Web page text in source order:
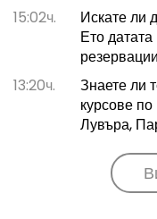
15:02ч.
Искате ли
Ето
13:20ч.
Знаете ли
курсове по
Лувъра,